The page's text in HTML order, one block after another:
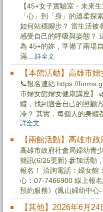
【45+女子實驗室・未來
「心」到「身」的溫柔探
如何站穩腳步？ 當生活被
感受自己的呼吸與姿態？
為 45+的妳，準備了兩場
滿....詳全文
【本館活動】高雄市
📞報名連結 https://
市婦女館婦女健康講座】
體，找到適合自己的照顧
冷？ 其實，每個人的身體
詳全文
【兩館活動】高雄市
高雄市政府社會局婦幼青
簡訊(6/25更新) 參加活動
報名！ 洽詢電話：婦女館
心：07-7466900 線上報
預約服務》(鳳山婦幼中心
【其他】2026年6月24